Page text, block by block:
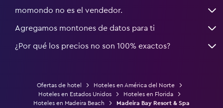
momondo no es el vendedor.
Agregamos montones de datos para ti
¿Por qué los precios no son 100% exactos?
Ofertas de hotel
Hoteles en América del Norte
Hoteles en Estados Unidos
Hoteles en Florida
Hoteles en Madeira Beach
Madeira Bay Resort & Spa